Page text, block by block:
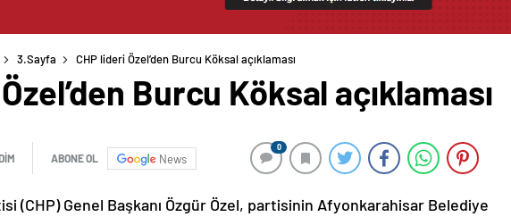
3.Sayfa CHP lideri Özel’den Burcu Köksal açıklaması
Burcu Köksal açıklaması
ABONE OL News
0
(CHP) Genel Başkanı Özgür Özel, partisinin Afyonkarahisar Belediye